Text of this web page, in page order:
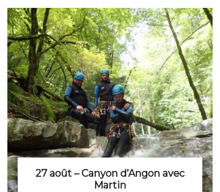
27 août – Canyon d’Angon avec
Martin